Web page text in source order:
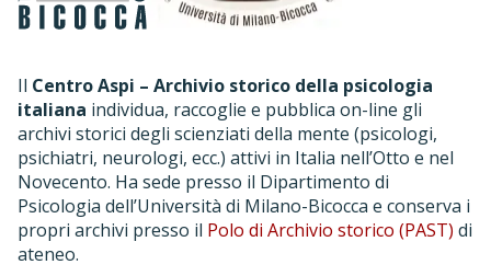
Il Centro Aspi – Archivio storico della psicologia
italiana individua, raccoglie e pubblica on-line gli
archivi storici degli scienziati della mente (psicologi,
psichiatri, neurologi, ecc.) attivi in Italia nell’Otto e nel
Novecento. Ha sede presso il Dipartimento di
Psicologia dell’Università di Milano-Bicocca e conserva i
propri archivi presso il Polo di Archivio storico (PAST) di
ateneo.